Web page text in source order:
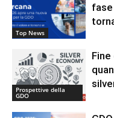
Top News
fase
Prospettive della
GDO